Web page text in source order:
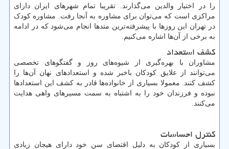
را در اختیار والدین می‌گذارند. تقریبا تمام شهرهای ایران دارای
مراکزی است که می‌توان برای مشاوره به آنجا رفت. مشاوره کودک
در تهران این روزها با پیشرفته‌ترین متدها انجام می‌شود که در ادامه
به برخی از آن‌ها اشاره می‌کنیم.
کشف استعداد
مشاوران با بهره‌گیری از شیوه‌های روز و گفتگوهای تخصصی
می‌توانند از علایق کودکان باخبر شده و استعدادهای نهان آن‌ها را
کشف کنند. معمولا بسیاری از خانواده‌ها قادر به کشف این استعدادها
نبوده و فرزندان خود را به اشتباه به سمت مسیرهای واهی هدایت
می‌کنند.
کنترل احساسات
بسیاری از کودکان به دلیل اقتضای سن خود دارای هیجان زیادی